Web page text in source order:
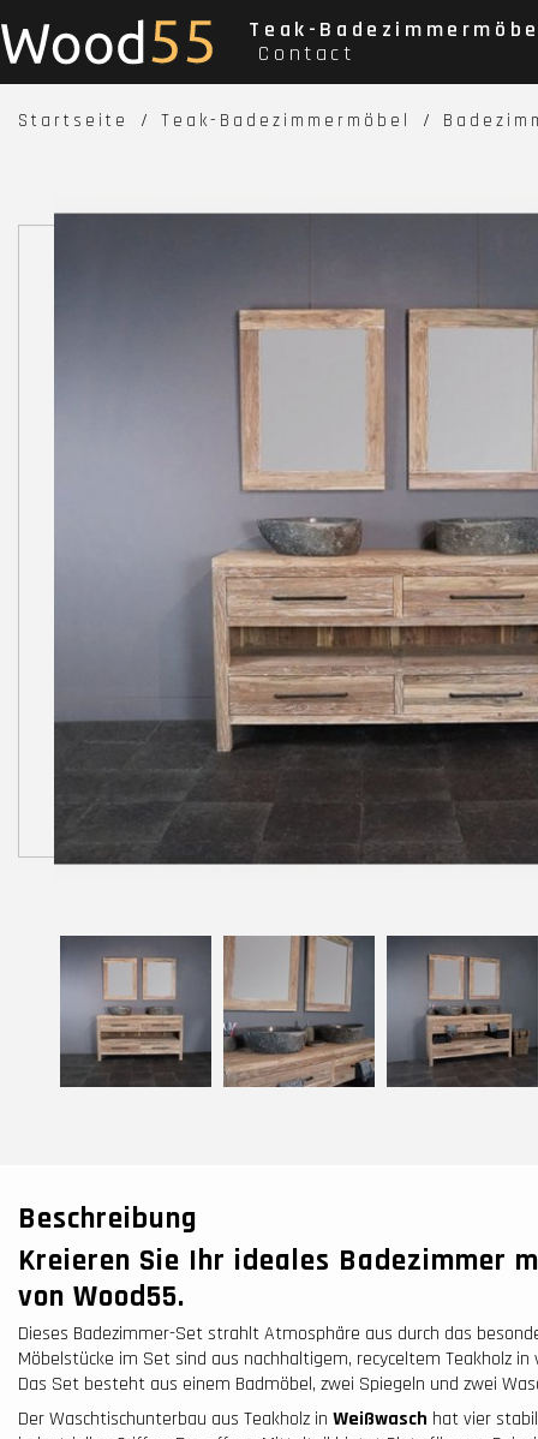
Teak-
Contact
Startseite Teak-Badezimmermöbel
Beschreibung
Kreieren Sie Ihr ideales Badezimmer
von Wood55.
Dieses Badezimmer-Set strahlt Atmosphäre aus durch das
Möbelstücke im Set sind aus nachhaltigem, recyceltem Teakholz
Das Set besteht aus einem Badmöbel, zwei Spiegeln und zwei
Der Waschtischunterbau aus Teakholz in Weißwasch hat vier